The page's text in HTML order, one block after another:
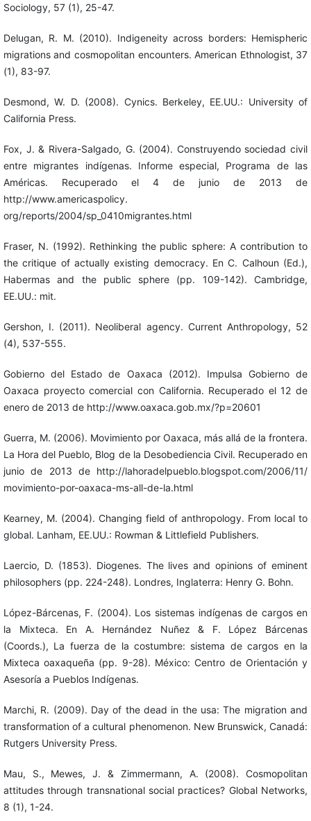
Sociology, 57 (1), 25-47.
Delugan, R. M. (2010). Indigeneity across borders: Hemispheric
migrations and cosmopolitan encounters. American Ethnologist, 37
(1), 83-97.
Desmond, W. D. (2008). Cynics. Berkeley, EE.UU.: University of
California Press.
Fox, J. & Rivera-Salgado, G. (2004). Construyendo sociedad civil
entre migrantes indígenas. Informe especial, Programa de las
Américas. Recuperado el 4 de junio de 2013 de
http://www.americaspolicy.
org/reports/2004/sp_0410migrantes.html
Fraser, N. (1992). Rethinking the public sphere: A contribution to
the critique of actually existing democracy. En C. Calhoun (Ed.),
Habermas and the public sphere (pp. 109-142). Cambridge,
EE.UU.: mit.
Gershon, I. (2011). Neoliberal agency. Current Anthropology, 52
(4), 537-555.
Gobierno del Estado de Oaxaca (2012). Impulsa Gobierno de
Oaxaca proyecto comercial con California. Recuperado el 12 de
enero de 2013 de http://www.oaxaca.gob.mx/?p=20601
Guerra, M. (2006). Movimiento por Oaxaca, más allá de la frontera.
La Hora del Pueblo, Blog de la Desobediencia Civil. Recuperado en
junio de 2013 de http://lahoradelpueblo.blogspot.com/2006/11/
movimiento-por-oaxaca-ms-all-de-la.html
Kearney, M. (2004). Changing field of anthropology. From local to
global. Lanham, EE.UU.: Rowman & Littlefield Publishers.
Laercio, D. (1853). Diogenes. The lives and opinions of eminent
philosophers (pp. 224-248). Londres, Inglaterra: Henry G. Bohn.
López-Bárcenas, F. (2004). Los sistemas indígenas de cargos en
la Mixteca. En A. Hernández Nuñez & F. López Bárcenas
(Coords.), La fuerza de la costumbre: sistema de cargos en la
Mixteca oaxaqueña (pp. 9-28). México: Centro de Orientación y
Asesoría a Pueblos Indígenas.
Marchi, R. (2009). Day of the dead in the usa: The migration and
transformation of a cultural phenomenon. New Brunswick, Canadá:
Rutgers University Press.
Mau, S., Mewes, J. & Zimmermann, A. (2008). Cosmopolitan
attitudes through transnational social practices? Global Networks,
8 (1), 1-24.